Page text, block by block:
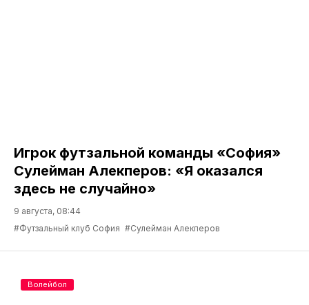
Игрок футзальной команды «София»
Сулейман Алекперов: «Я оказался
здесь не случайно»
9 августа, 08:44
#Футзальный клуб София #Сулейман Алекперов
Волейбол